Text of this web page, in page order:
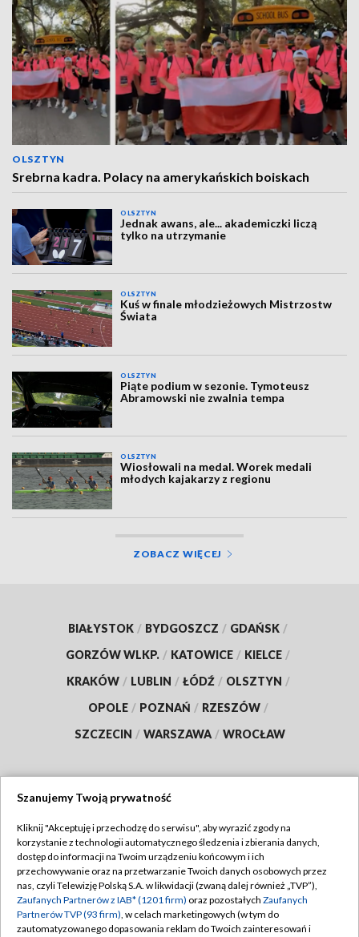
OLSZTYN
Srebrna kadra. Polacy na amerykańskich boiskach
OLSZTYN
Jednak awans, ale... akademiczki liczą
tylko na utrzymanie
OLSZTYN
Kuś w finale młodzieżowych Mistrzostw
Świata
OLSZTYN
Piąte podium w sezonie. Tymoteusz
Abramowski nie zwalnia tempa
OLSZTYN
Wiosłowali na medal. Worek medali
młodych kajakarzy z regionu
ZOBACZ WIĘCEJ
BIAŁYSTOK / BYDGOSZCZ / GDAŃSK /
GORZÓW WLKP. / KATOWICE / KIELCE /
KRAKÓW / LUBLIN / ŁÓDŹ / OLSZTYN /
OPOLE / POZNAŃ / RZESZÓW /
SZCZECIN / WARSZAWA / WROCŁAW
TVP
Abonament TVP
Emisja w TVP
Centrum informacji TVP
Regulamin TVP
Polityka prywatności
Moje zgody
Szanujemy Twoją prywatność
Kliknij "Akceptuję i przechodzę do serwisu", aby wyrazić zgody na
korzystanie z technologii automatycznego śledzenia i zbierania danych,
dostęp do informacji na Twoim urządzeniu końcowym i ich
przechowywanie oraz na przetwarzanie Twoich danych osobowych przez
nas, czyli Telewizję Polską S.A. w likwidacji (zwaną dalej również „TVP”),
Zaufanych Partnerów z IAB* (1201 firm) oraz pozostałych Zaufanych
Partnerów TVP (93 firm), w celach marketingowych (w tym do
zautomatyzowanego dopasowania reklam do Twoich zainteresowań i